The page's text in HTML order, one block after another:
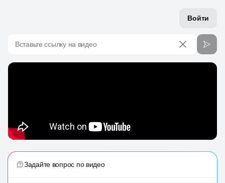
Войти
Вставьте ссылку на видео
Задайте вопрос по видео